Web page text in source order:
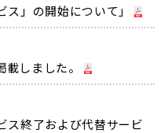
ス」の開始について」
しました。
ス終了および代替サービ